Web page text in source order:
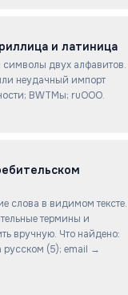
и латиница
двух алфавитов.
неудачный импорт
BWTМы; ruООО.
слова в видимом тексте.
термины и
вручную. Что найдено:
(5); email →